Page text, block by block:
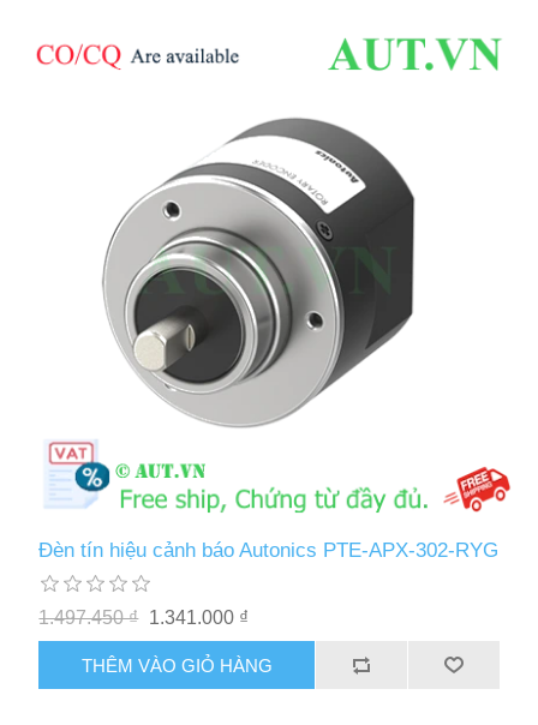
Đèn tín hiệu cảnh báo Autonics PTE-APX-302-RYG
1.497.450 ₫ 1.341.000 ₫
THÊM VÀO GIỎ HÀNG